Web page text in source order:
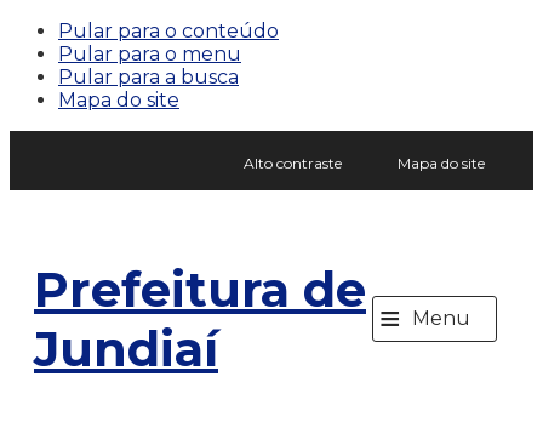
Pular para o conteúdo
Pular para o menu
Pular para a busca
Mapa do site
Alto contraste Mapa do site
Prefeitura de
Jundiaí
≡ Menu